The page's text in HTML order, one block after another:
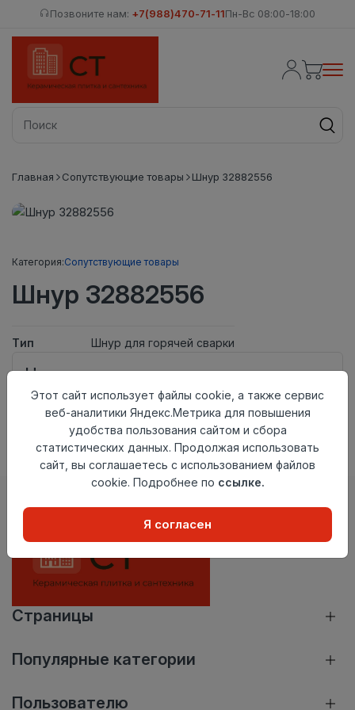
Позвоните нам: +7(988)470-71-11Пн-Вс 08:00-18:00
Главная Сопутствующие товары Шнур 32882556
Категория:Сопутствующие товары
Шнур 32882556
Тип Шнур для горячей сварки
Нет в наличии
Внимание! Внешний вид товара может отличаться от
представленного на настоящем сайте. Проверяйте
наличие необходимых характеристик и комплектации
в момент приобретения товара.
Страницы
Популярные категории
Пользователю
Этот сайт использует файлы cookie, а также сервис
веб-аналитики Яндекс.Метрика для повышения
удобства пользования сайтом и сбора
статистических данных. Продолжая использовать
сайт, вы соглашаетесь с использованием файлов
cookie. Подробнее по ссылке.
Я согласен